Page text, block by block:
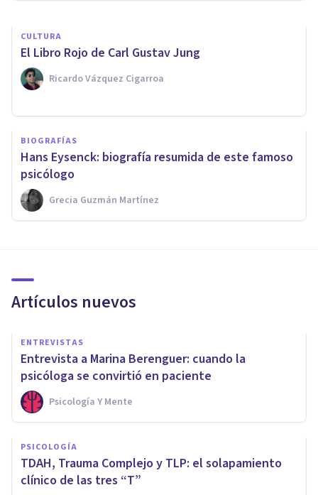
CULTURA
​El Libro Rojo de Carl Gustav Jung
Ricardo Vázquez Cigarroa
BIOGRAFÍAS
Hans Eysenck: biografía resumida de este famoso
psicólogo
Grecia Guzmán Martínez
Artículos nuevos
ENTREVISTAS
Entrevista a Marina Berenguer: cuando la
psicóloga se convirtió en paciente
Psicología Y Mente
PSICOLOGÍA
TDAH, Trauma Complejo y TLP: el solapamiento
clínico de las tres “T”